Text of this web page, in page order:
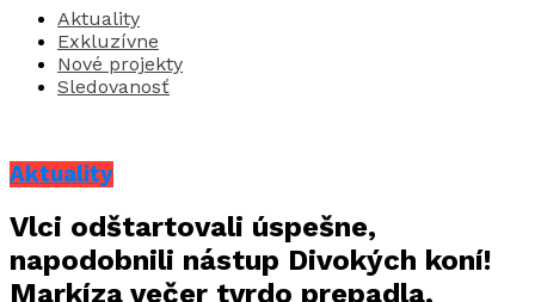
Aktuality
Exkluzívne
Nové projekty
Sledovanosť
Aktuality
Vlci odštartovali úspešne,
napodobnili nástup Divokých koní!
Markíza večer tvrdo prepadla,